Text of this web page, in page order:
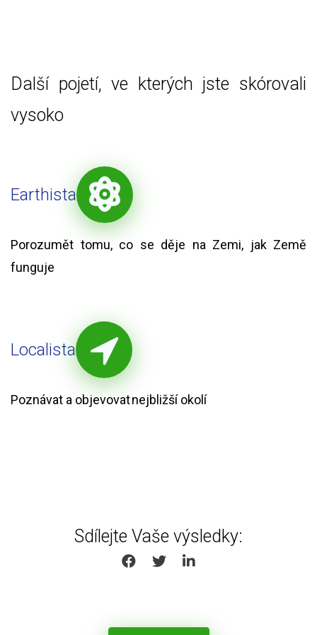
Další pojetí, ve kterých jste skórovali
vysoko
Earthista
Porozumět tomu, co se děje na Zemi, jak Země
funguje
Localista
Poznávat a objevovat nejbližší okolí
Sdílejte Vaše výsledky:
SHARE ON FACEBOOK
SHARE ON TWITTER
SHARE ON LINKEDIN